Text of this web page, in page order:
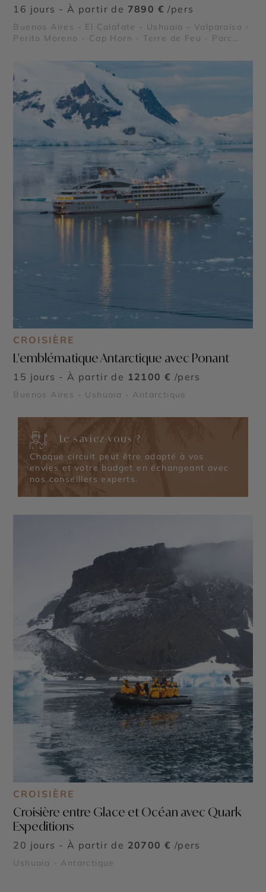
16 jours - À partir de 7890 € /pers
Buenos Aires - El Calafate - Ushuaia - Valparaíso -
Perito Moreno - Cap Horn - Terre de Feu - Parc
CROISIÈRE
L'emblématique Antarctique avec Ponant
15 jours - À partir de 12100 € /pers
Buenos Aires - Ushuaia - Antarctique
Le saviez-vous ?
Chaque circuit peut être adapté à vos
envies et votre budget en échangeant avec
nos conseillers experts.
CROISIÈRE
Croisière entre Glace et Océan avec Quark
Expeditions
20 jours - À partir de 20700 € /pers
Ushuaia - Antarctique